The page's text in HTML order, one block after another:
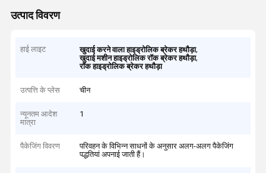
उत्पाद विवरण
हाई लाइट खुदाई करने वाला हाइड्रोलिक ब्रेकर हथौड़ा,
खुदाई मशीन हाइड्रोलिक रॉक ब्रेकर हथौड़ा,
रॉक हाइड्रोलिक ब्रेकर हथौड़ा
उत्पत्ति के प्लेस चीन
न्यूनतम आदेश
मात्रा
1
पैकेजिंग विवरण
परिवहन के विभिन्न साधनों के अनुसार अलग-अलग पैकेजिंग
पद्धतियां अपनाई जाती हैं।